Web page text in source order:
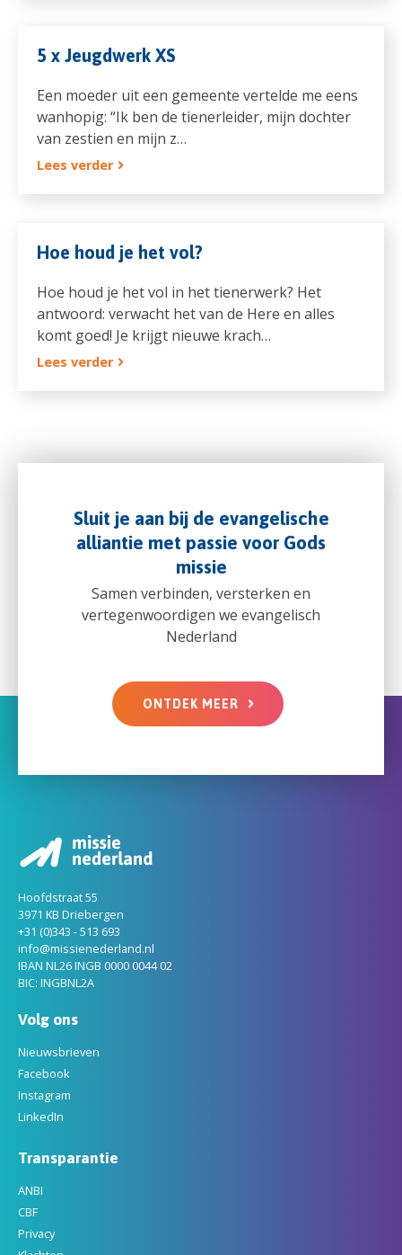
5 x Jeugdwerk XS
Een moeder uit een gemeente vertelde me eens
wanhopig: “Ik ben de tienerleider, mijn dochter
van zestien en mijn z…
Lees verder
Hoe houd je het vol?
Hoe houd je het vol in het tienerwerk? Het
antwoord: verwacht het van de Here en alles
komt goed! Je krijgt nieuwe krach…
Lees verder
Sluit je aan bij de evangelische
alliantie met passie voor Gods
missie
Samen verbinden, versterken en
vertegenwoordigen we evangelisch
Nederland
ONTDEK MEER
Hoofdstraat 55
3971 KB Driebergen
+31 (0)343 - 513 693
info@missienederland.nl
IBAN NL26 INGB 0000 0044 02
BIC: INGBNL2A
Volg ons
Nieuwsbrieven
Facebook
Instagram
LinkedIn
Transparantie
ANBI
CBF
Privacy